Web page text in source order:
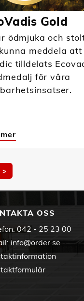
Gold
ödmjuka och
meddela att
tilldelats
för våra
>
OSS
042 - 25 23 00
info@order.se